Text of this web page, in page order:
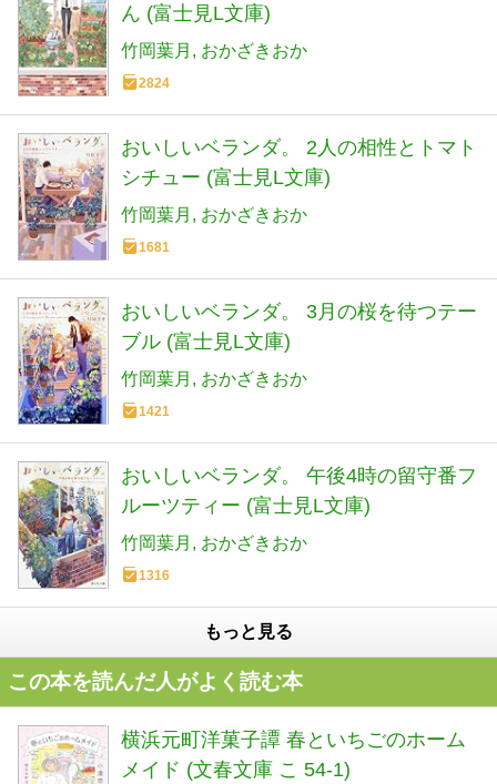
ん (富士見L文庫)
竹岡葉月 おかざきおか
2824
おいしいベランダ。 2人の相性とトマト
シチュー (富士見L文庫)
竹岡葉月 おかざきおか
1681
おいしいベランダ。 3月の桜を待つテー
ブル (富士見L文庫)
竹岡葉月 おかざきおか
1421
おいしいベランダ。 午後4時の留守番フ
ルーツティー (富士見L文庫)
竹岡葉月 おかざきおか
1316
もっと見る
この本を読んだ人がよく読む本
横浜元町洋菓子譚 春といちごのホーム
メイド (文春文庫 こ 54-1)